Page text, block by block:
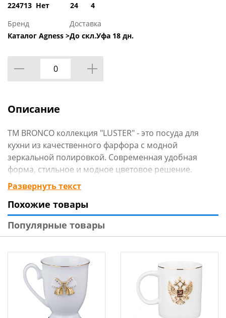
224713 Нет
24
4
Бренд
Каталог Agness >
Доставка
До скл.Уфа 18 дн.
Описание
ТМ BRONCO коллекция "LUSTER" - это посуда для
кухни из качественного фарфора с модной
зеркальной полировкой. Современная удобная
форма, стильное и модное цветовое решение.
Сверкающая глазурь. Все изделия коллекций
прекрасно сочетаются друг с другом. Посуда прошла
сертификацию. Безопасна для контакта с пищевыми
продуктами. Мыть мягкими моющими
неабразивными средствами. Можно использовать в
машине.
Развернуть текст
Похожие товары
Популярные товары